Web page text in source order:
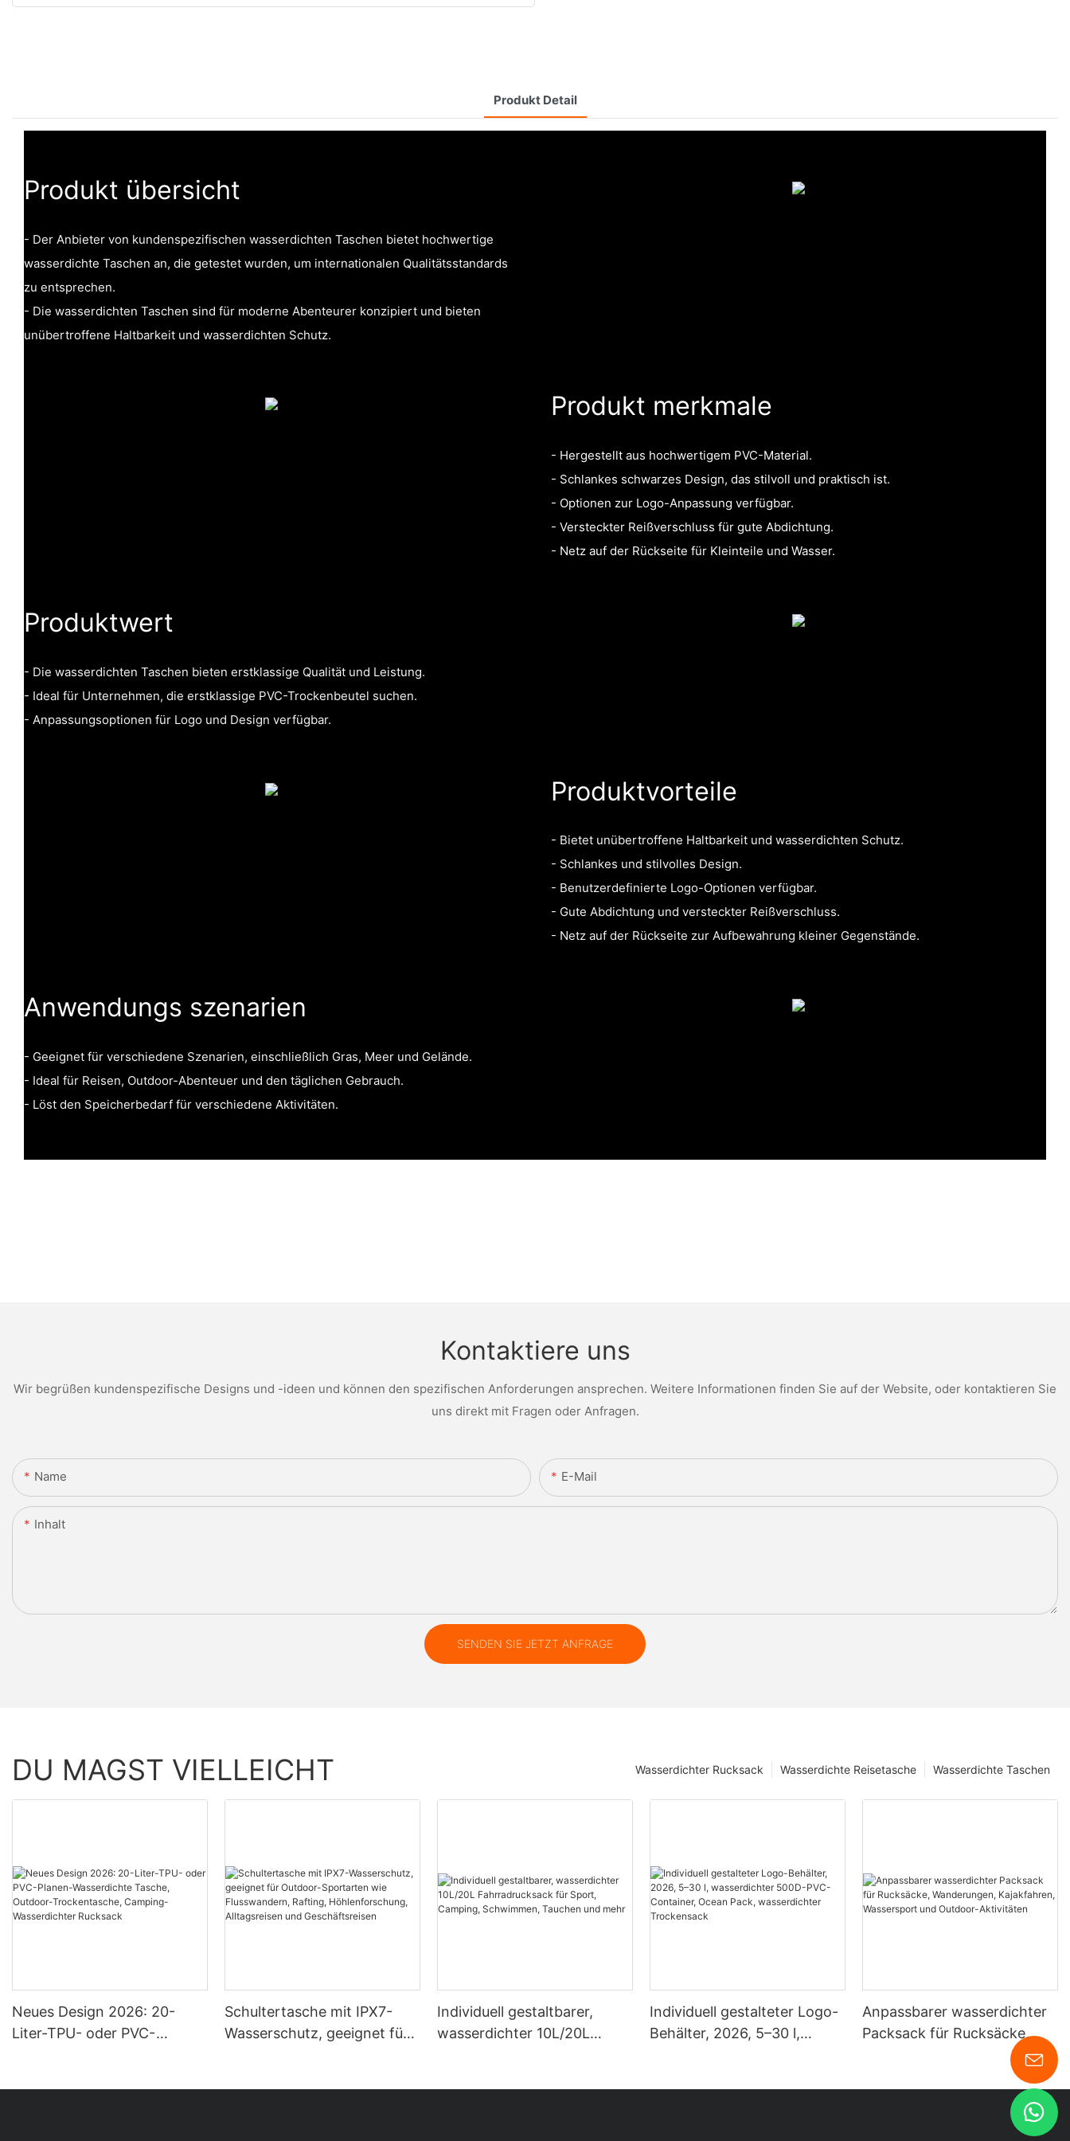
Produkt Detail
Produkt übersicht
- Der Anbieter von kundenspezifischen wasserdichten Taschen bietet hochwertige
wasserdichte Taschen an, die getestet wurden, um internationalen Qualitätsstandards
zu entsprechen.
- Die wasserdichten Taschen sind für moderne Abenteurer konzipiert und bieten
unübertroffene Haltbarkeit und wasserdichten Schutz.
Produkt merkmale
- Hergestellt aus hochwertigem PVC-Material.
- Schlankes schwarzes Design, das stilvoll und praktisch ist.
- Optionen zur Logo-Anpassung verfügbar.
- Versteckter Reißverschluss für gute Abdichtung.
- Netz auf der Rückseite für Kleinteile und Wasser.
Produktwert
- Die wasserdichten Taschen bieten erstklassige Qualität und Leistung.
- Ideal für Unternehmen, die erstklassige PVC-Trockenbeutel suchen.
- Anpassungsoptionen für Logo und Design verfügbar.
Produktvorteile
- Bietet unübertroffene Haltbarkeit und wasserdichten Schutz.
- Schlankes und stilvolles Design.
- Benutzerdefinierte Logo-Optionen verfügbar.
- Gute Abdichtung und versteckter Reißverschluss.
- Netz auf der Rückseite zur Aufbewahrung kleiner Gegenstände.
Anwendungs szenarien
- Geeignet für verschiedene Szenarien, einschließlich Gras, Meer und Gelände.
- Ideal für Reisen, Outdoor-Abenteuer und den täglichen Gebrauch.
- Löst den Speicherbedarf für verschiedene Aktivitäten.
Kontaktiere uns
Wir begrüßen kundenspezifische Designs und -ideen und können den spezifischen Anforderungen ansprechen. Weitere Informationen finden Sie auf der Website, oder kontaktieren Sie
uns direkt mit Fragen oder Anfragen.
Name E-Mail
Inhalt
SENDEN SIE JETZT ANFRAGE
DU MAGST VIELLEICHT Wasserdichte Taschen
Wasserdichte Reisetasche
Wasserdichter Rucksack
Neues Design 2026: 20-
Liter-TPU- oder PVC-
Schultertasche mit IPX7-
Wasserschutz, geeignet für
Individuell gestaltbarer,
wasserdichter 10L/20L
Individuell gestalteter Logo-
Behälter, 2026, 5–30 l,
Anpassbarer wasserdichter
Packsack für Rucksäcke,
Wanderungen, Kajakfahren,
Wassersport und Outdoor-